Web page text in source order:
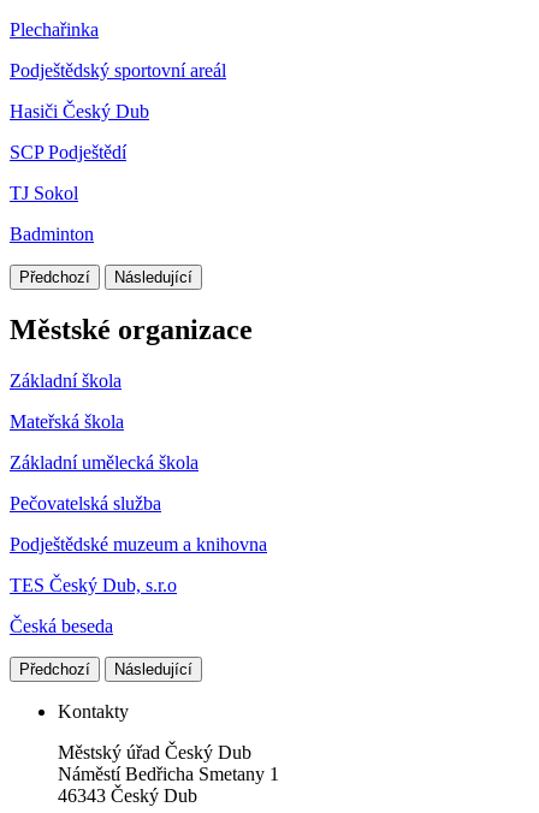
Plechařinka
Podještědský sportovní areál
Hasiči Český Dub
SCP Podještědí
TJ Sokol
Badminton
Předchozí Následující
Městské organizace
Základní škola
Mateřská škola
Základní umělecká škola
Pečovatelská služba
Podještědské muzeum a knihovna
TES Český Dub, s.r.o
Česká beseda
Předchozí Následující
Kontakty
Městský úřad Český Dub
Náměstí Bedřicha Smetany 1
46343 Český Dub